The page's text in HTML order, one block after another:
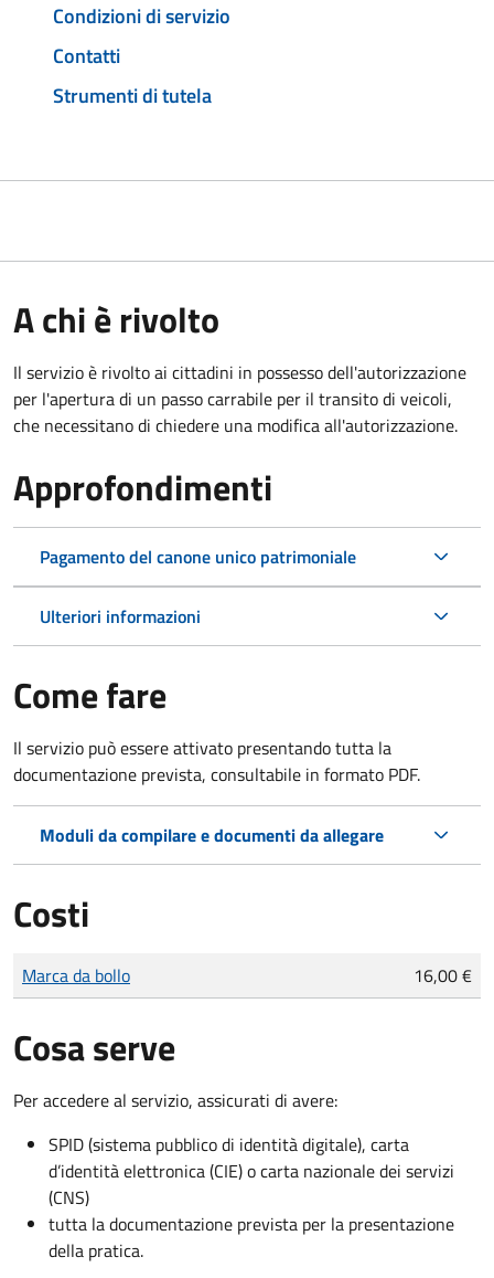
Condizioni di servizio
Contatti
Strumenti di tutela
A chi è rivolto
Il servizio è rivolto ai cittadini in possesso dell'autorizzazione
per l'apertura di un passo carrabile per il transito di veicoli,
che necessitano di chiedere una modifica all'autorizzazione.
Approfondimenti
Pagamento del canone unico patrimoniale
Ulteriori informazioni
Come fare
Il servizio può essere attivato presentando tutta la
documentazione prevista, consultabile in formato PDF.
Moduli da compilare e documenti da allegare
Costi
Tipo di pagamento
Importo
Marca da bollo 16,00 €
Cosa serve
Per accedere al servizio, assicurati di avere:
SPID (sistema pubblico di identità digitale), carta
d’identità elettronica (CIE) o carta nazionale dei servizi
(CNS)
tutta la documentazione prevista per la presentazione
della pratica.